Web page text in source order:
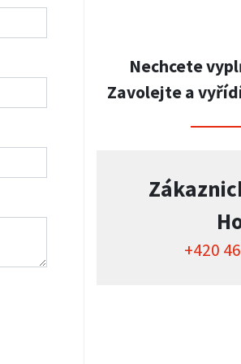
Nechcete
Zavolejte a
+420